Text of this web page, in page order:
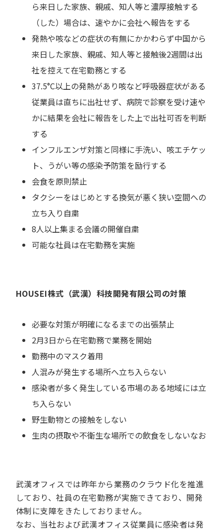
ら来日した家族、親戚、知人等と濃厚接触する
（した）場合は、速やかに会社へ報告をする
発熱や咳などの症状の有無にかかわらず中国から
来日した家族、親戚、知人等と接触後2週間は出
社を控えて在宅勤務とする
37.5°C以上の発熱があり咳など呼吸器症状がある
従業員は直ちに出社せず、病院で診察を受け速や
かに結果を会社に報告をした上で出社可否を判断
する
インフルエンザ対策と同様に手洗い、咳エチケッ
ト、うがい等の感染予防策を励行する
会食を原則禁止
タクシーをはじめとする換気が悪く狭い空間への
立ち入り自粛
8人以上集まる会議の開催自粛
可能な社員は在宅勤務を実施
HOUSEI株式（武漢）科技開発有限公司の対策
必要な対策が明確になるまでの出張禁止
2月3日から在宅勤務で業務を開始
勤務中のマスク着用
人混みが発生する場所へ立ち入らない
感染者が多く発生している市場のある地域には立
ち入らない
野生動物との接触をしない
生肉の摂取や不衛生な場所での飲食をしないなお
武漢オフィスでは昨年から業務のクラウド化を推進
しており、社員の在宅勤務が実施できており、開発
体制に支障をきたしておりません。
なお、当社および武漢オフィス従業員に感染者は発